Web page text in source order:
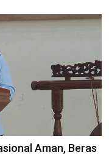
Aman, Beras